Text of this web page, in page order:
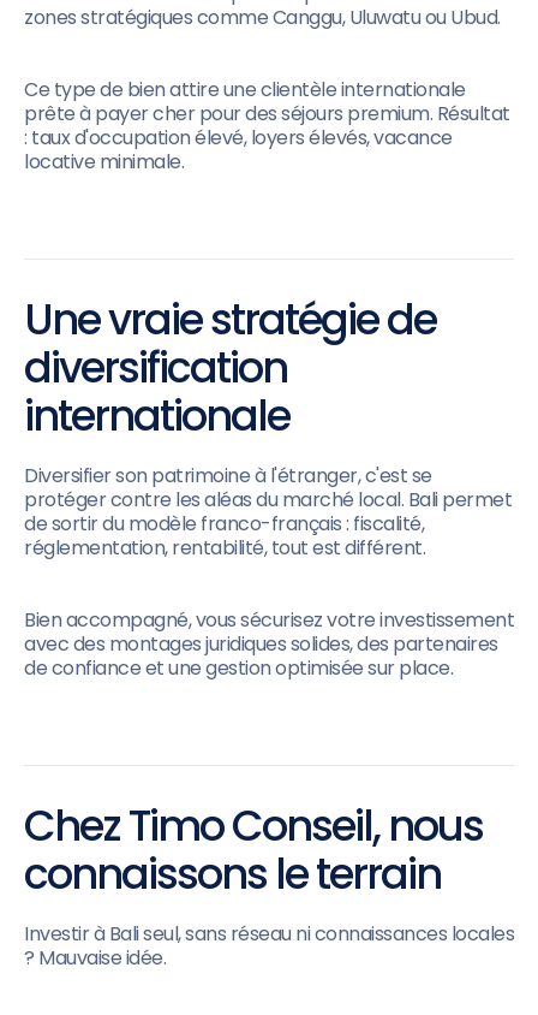
zones stratégiques comme Canggu, Uluwatu ou Ubud.
Ce type de bien attire une clientèle internationale
prête à payer cher pour des séjours premium. Résultat
: taux d'occupation élevé, loyers élevés, vacance
locative minimale.
Une vraie stratégie de
diversification
internationale
Diversifier son patrimoine à l'étranger, c'est se
protéger contre les aléas du marché local. Bali permet
de sortir du modèle franco-français : fiscalité,
réglementation, rentabilité, tout est différent.
Bien accompagné, vous sécurisez votre investissement
avec des montages juridiques solides, des partenaires
de confiance et une gestion optimisée sur place.
Chez Timo Conseil, nous
connaissons le terrain
Investir à Bali seul, sans réseau ni connaissances locales
? Mauvaise idée.